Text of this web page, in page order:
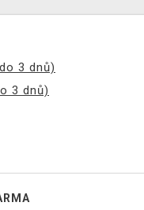
3 dnů)
3 dnů)